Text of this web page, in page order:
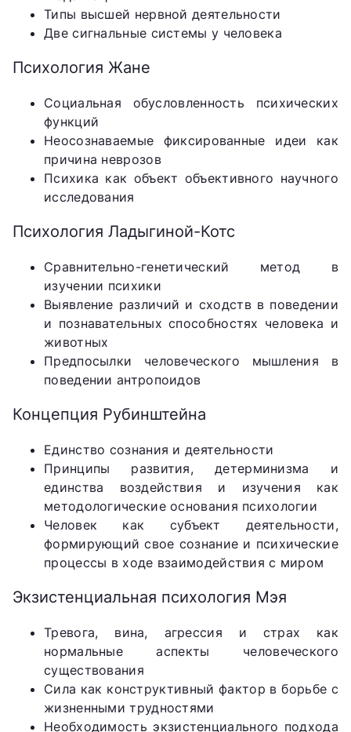
Типы высшей нервной деятельности
Две сигнальные системы у человека
Психология Жане
Социальная обусловленность психических
функций
Неосознаваемые фиксированные идеи как
причина неврозов
Психика как объект объективного научного
исследования
Психология Ладыгиной-Котс
Сравнительно-генетический метод в
изучении психики
Выявление различий и сходств в поведении
и познавательных способностях человека и
животных
Предпосылки человеческого мышления в
поведении антропоидов
Концепция Рубинштейна
Единство сознания и деятельности
Принципы развития, детерминизма и
единства воздействия и изучения как
методологические основания психологии
Человек как субъект деятельности,
формирующий свое сознание и психические
процессы в ходе взаимодействия с миром
Экзистенциальная психология Мэя
Тревога, вина, агрессия и страх как
нормальные аспекты человеческого
существования
Сила как конструктивный фактор в борьбе с
жизненными трудностями
Необходимость экзистенциального подхода